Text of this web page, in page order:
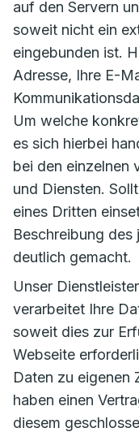
auf den Servern
soweit nicht ein
eingebunden ist.
Adresse, Ihre E-
Um welche
es sich hierbei
bei den einzelnen
und Diensten.
eines Dritten
Beschreibung
deutlich gemacht.
Unser
verarbeitet Ihre
soweit dies zur
Webseite
Daten zu eigenen
haben einen
diesem